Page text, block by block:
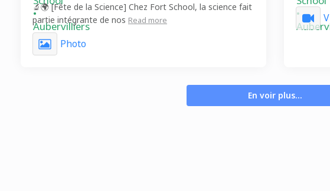
🔬🌍 [Fête de la Science] Chez Fort School, la science fait
partie intégrante de nos Read more
Photo
En voir plus...